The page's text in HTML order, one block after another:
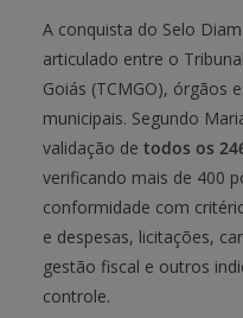
A conquista do Selo
articulado entre o
Goiás (TCMGO), órgãos
municipais. Segundo
validação de todos os
verificando mais de 400
conformidade com
e despesas, licitações,
gestão fiscal e outros
controle.